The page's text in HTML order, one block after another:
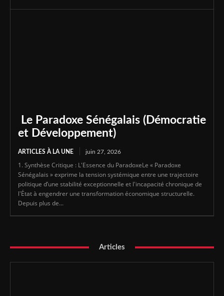
Le Paradoxe Sénégalais (Démocratie
et Développement)
ARTICLES À LA UNE juin 27, 2026
1. Synthèse Critique : L'Essence du ParadoxeLe « Paradoxe
Sénégalais » exprime la tension systémique entre une trajectoire
politique d’une stabilité exceptionnelle et l'incapacité chronique de
l'État à engendrer une transformation économique structurelle.
Depuis plus de...
Articles